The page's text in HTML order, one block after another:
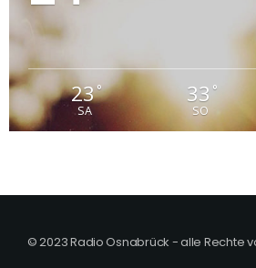
23°
SA
33 °
SO
© 2023 Radio Osnabrück - alle Rechte